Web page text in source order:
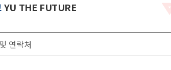
시는길
YU THE FUTURE
연락처